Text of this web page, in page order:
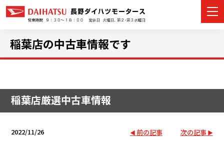
店舗情報
稲葉店の中古車情報です
稲葉店厳選中古車情報
2022/11/26 前の記事 次の記事